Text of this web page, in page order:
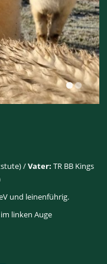
/Vater: TR BB Kings
und leinenführig.
linken Auge